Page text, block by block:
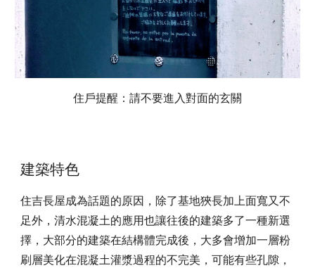
住戶提醒：請不要進入對面的玄關
建築特色
住吉長屋成為話題的原因，除了基地狹長加上面寬又不
足外，清水混凝土的應用也讓往後的建築多了一種新選
擇，大部分的建築在結構體完成後，大多會增加一層粉
刷層美化在混凝土灌漿過程的不完美，可能有些孔隙，